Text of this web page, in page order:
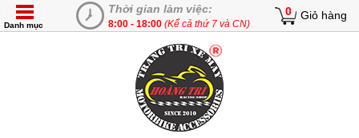
Thời gian làm việc:
8:00 - 18:00 (Kể cả thứ 7 và CN)
0 Giỏ hàng
Danh mục